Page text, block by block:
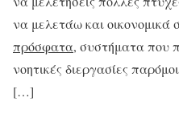
να μελετάω και οικονομικά
πρόσφατα, συστήματα που
νοητικές διεργασίες
[…]